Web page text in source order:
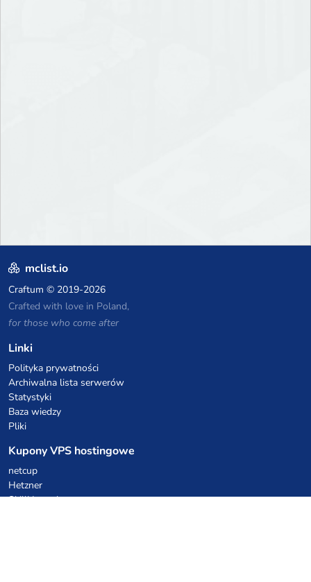
mclist.io
Craftum © 2019-2026
Crafted with love in Poland,
for those who come after
Linki
Polityka prywatności
Archiwalna lista serwerów
Statystyki
Baza wiedzy
Pliki
Kupony VPS hostingowe
netcup
Hetzner
SkillHost.pl